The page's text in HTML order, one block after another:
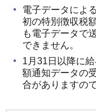
電子データによ
初の特別徴収税
も電子データで
できません。
1月31日以降に
額通知データの
合がありますの